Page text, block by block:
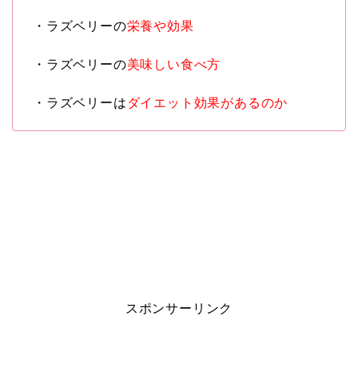
・ラズベリーの栄養や効果
・ラズベリーの美味しい食べ方
・ラズベリーは ダイエット効果があるのか
スポンサーリンク